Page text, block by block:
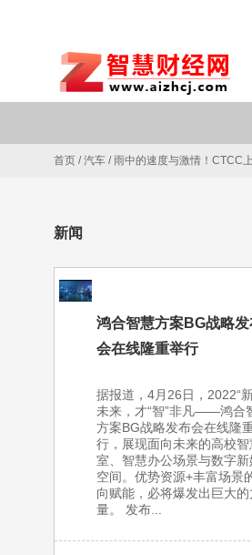
首页 /汽车 /雨中的速度与激情！CTCC
新闻
鸿合智慧方案BG战略发
会在线隆重举行
据报道，4月26日，2022“
未来，才“智”非凡——鸿合
方案BG战略发布会在线隆
行，展现面向未来的高校智
室、智慧办公场景与数字新
空间。优势资源+丰富场景
向赋能，必将爆发出巨大的
量。 发布...